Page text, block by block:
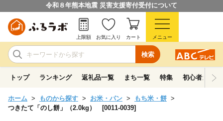
令和８年熊本地震 災害支援寄付受付について
検索
上限額 お気に入り カート メニュー
トップ ランキング 返礼品一覧 まち一覧 特集 初心者ガイド
ホーム ものから探す お米・パン
もち米・餅
つきたて「のし餅」（2.0kg） [0011-0039]